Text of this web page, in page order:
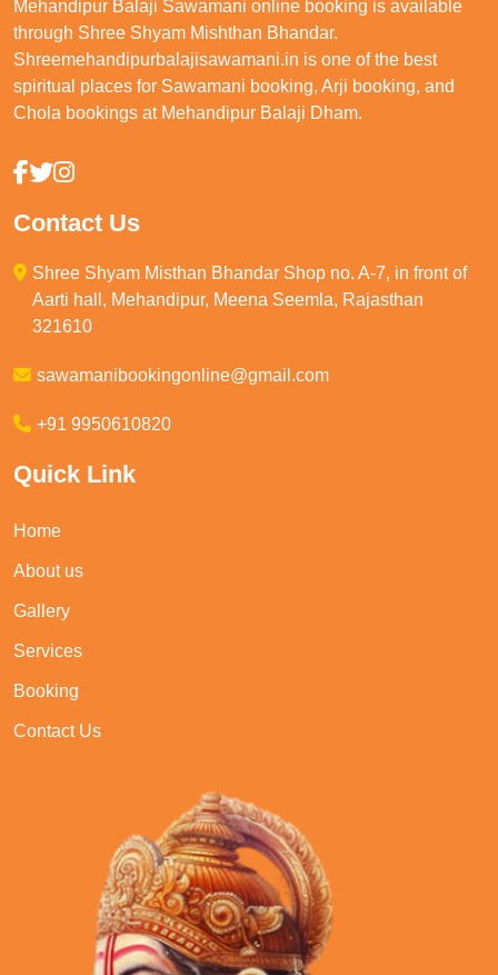
Mehandipur Balaji Sawamani online booking is available
through Shree Shyam Mishthan Bhandar.
Shreemehandipurbalajisawamani.in is one of the best
spiritual places for Sawamani booking, Arji booking, and
Chola bookings at Mehandipur Balaji Dham.
Contact Us
Shree Shyam Misthan Bhandar Shop no. A-7, in front of
Aarti hall, Mehandipur, Meena Seemla, Rajasthan
321610
sawamanibookingonline@gmail.com
+91 9950610820
Quick Link
Home
About us
Gallery
Services
Booking
Contact Us